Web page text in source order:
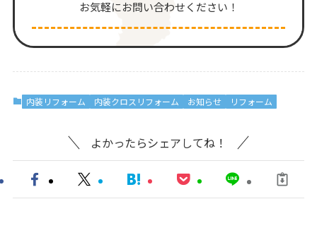
お気軽にお問い合わせください！
内装リフォーム 内装クロスリフォーム お知らせ リフォーム
よかったらシェアしてね！